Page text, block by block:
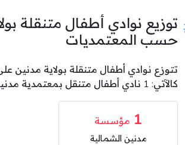
توزيع نوادي أطفال متنقلة
حسب المعتمديات
تتوزع نوادي أطفال متنقلة بولاية مدنين
كالآتي: 1 نادي أطفال متنقل بمعتمدية مدنين الشمالية .
1 مؤسسة
مدنين الشمالية